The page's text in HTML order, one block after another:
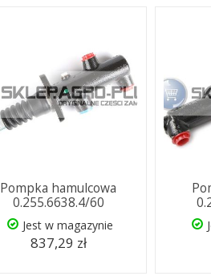
Pompka hamulcowa
0.255.6638.4/60
Jest w magazynie
837,29 zł